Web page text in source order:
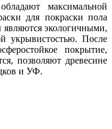
максимальной
для покраски пола
экологичными,
укрывистостью. После
покрытие,
позволяют древесине
и УФ.